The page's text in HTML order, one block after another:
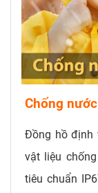
Chống
Đồng hồ định
vật liệu
tiêu chuẩn